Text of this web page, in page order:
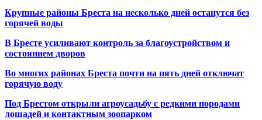
Крупные районы Бреста на несколько дней останутся без
горячей воды
В Бресте усиливают контроль за благоустройством и
состоянием дворов
Во многих районах Бреста почти на пять дней отключат
горячую воду
Под Брестом открыли агроусадьбу с редкими породами
лошадей и контактным зоопарком